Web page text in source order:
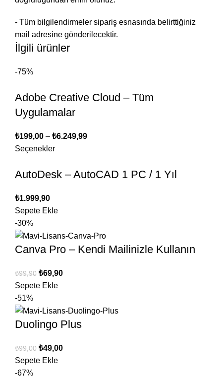
- Tüm bilgilendirmeler sipariş esnasında belirttiğiniz
mail adresine gönderilecektir.
İlgili ürünler
-75%
Adobe Creative Cloud – Tüm
Uygulamalar
₺199,00 – ₺6.249,99
Seçenekler
AutoDesk – AutoCAD 1 PC / 1 Yıl
₺1.999,90
Sepete Ekle
-30%
Canva Pro – Kendi Mailinizle Kullanın
₺99,90 ₺69,90
Sepete Ekle
-51%
Duolingo Plus
₺99,00 ₺49,00
Sepete Ekle
-67%